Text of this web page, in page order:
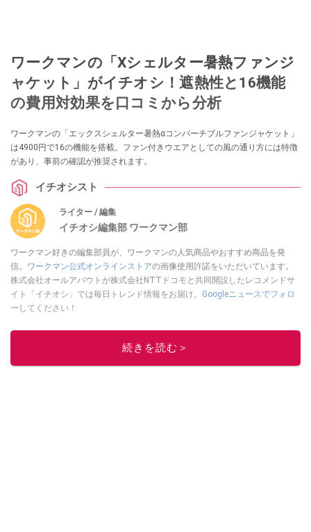
ワークマンの「Xシェルター暑熱ファンジ
ャケット」がイチオシ！遮熱性と16機能
の費用対効果を口コミから分析
ワークマンの「エックスシェルター暑熱αコンバーチブルファンジャケット」
は4900円で16の機能を搭載。ファン付きウエアとしての風の通り方には特徴
があり、事前の確認が推奨されます。
イチオシスト
ライター / 編集
イチオシ編集部 ワークマン部
ワークマン好きの編集部員が、ワークマンの人気商品やおすすめ商品を発
信。 ワークマン公式オンラインストアの画像使用許諾をいただいています。
株式会社オールアバウトが株式会社NTTドコモと共同開設したレコメンドサ
イト「イチオシ」では毎日トレンド情報をお届け。 Googleニュースでフォロ
ー してください！
このイチオシストの他の記事を読む
続きを読む＞